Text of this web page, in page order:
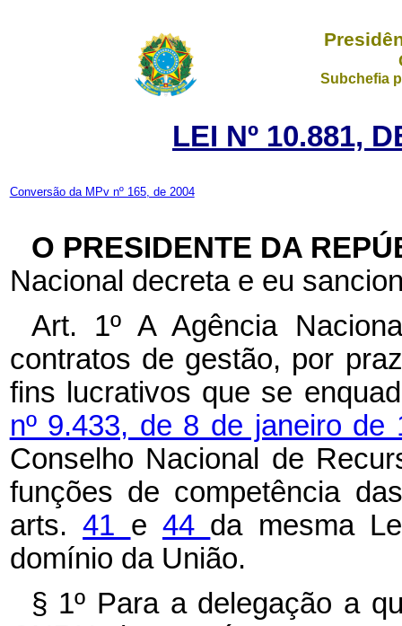
Subchefia
LEI Nº 10.881,
Conversão da MPv nº 165, de 2004
O PRESIDENTE DA
Nacional decreta e eu
Art. 1º A Agência
contratos de gestão, por
fins lucrativos que se
nº 9.433, de 8 de janeiro
Conselho Nacional de
funções de competência
arts.41 e 44 da mesma
domínio da União.
§ 1º Para a delegação a